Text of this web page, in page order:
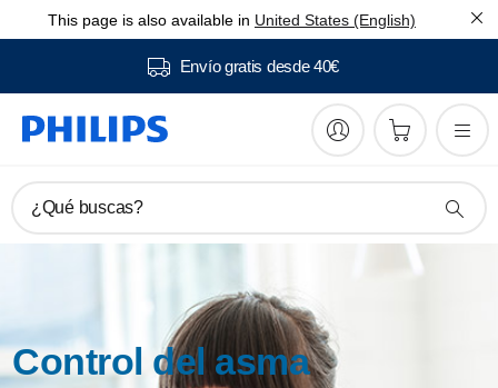
This page is also available in United States (English)
Envío gratis desde 40€
¿Qué buscas?
Control del asma